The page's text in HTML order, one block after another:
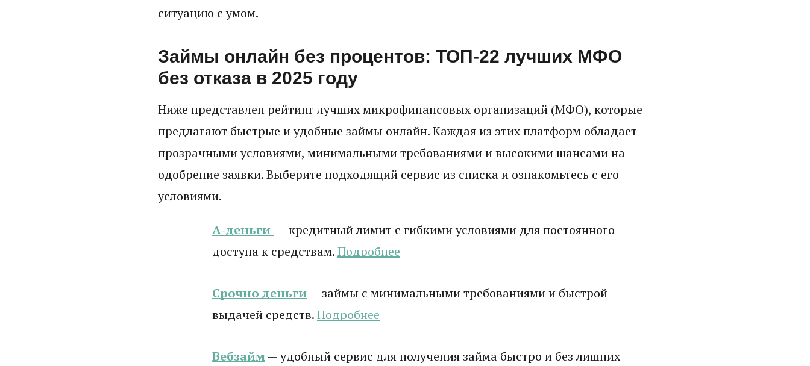
ситуацию с умом.
Займы онлайн без процентов: ТОП-22 лучших МФО
без отказа в 2025 году
Ниже представлен рейтинг лучших микрофинансовых организаций (МФО), которые
предлагают быстрые и удобные займы онлайн. Каждая из этих платформ обладает
прозрачными условиями, минимальными требованиями и высокими шансами на
одобрение заявки. Выберите подходящий сервис из списка и ознакомьтесь с его
условиями.
А-деньги — кредитный лимит с гибкими условиями для постоянного
доступа к средствам.Подробнее
Срочно деньги— займы с минимальными требованиями и быстрой
выдачей средств.Подробнее
Вебзайм— удобный сервис для получения займа быстро и без лишних